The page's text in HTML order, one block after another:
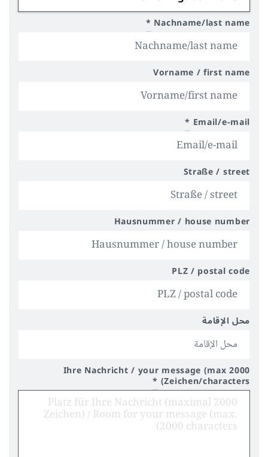
Nachname/last name
*
Vorname / first name
Email/e-mail
*
Straße / street
Hausnummer / house number
PLZ / postal code
محل الإقامة
Ihre Nachricht / your message (max 2000
Zeichen/characters)
*